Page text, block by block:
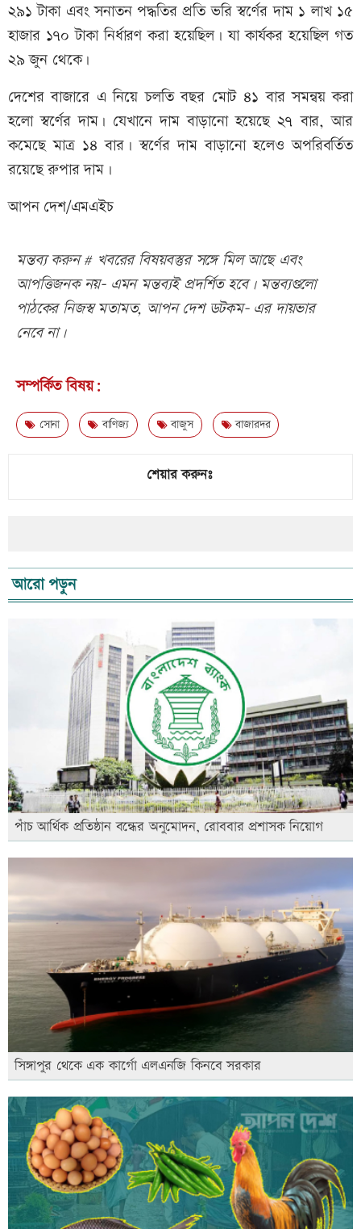
২৯১ টাকা এবং সনাতন পদ্ধতির প্রতি ভরি স্বর্ণের দাম ১ লাখ ১৫
হাজার ১৭০ টাকা নির্ধারণ করা হয়েছিল। যা কার্যকর হয়েছিল গত
২৯ জুন থেকে।
দেশের বাজারে এ নিয়ে চলতি বছর মোট ৪১ বার সমন্বয় করা
হলো স্বর্ণের দাম। যেখানে দাম বাড়ানো হয়েছে ২৭ বার, আর
কমেছে মাত্র ১৪ বার। স্বর্ণের দাম বাড়ানো হলেও অপরিবর্তিত
রয়েছে রুপার দাম।
আপন দেশ/এমএইচ
মন্তব্য করুন # খবরের বিষয়বস্তুর সঙ্গে মিল আছে এবং
আপত্তিজনক নয়- এমন মন্তব্যই প্রদর্শিত হবে। মন্তব্যগুলো
পাঠকের নিজস্ব মতামত, আপন দেশ ডটকম- এর দায়ভার
নেবে না।
সম্পর্কিত বিষয়:
সোনা বাণিজ্য বাজুস বাজারদর
শেয়ার করুনঃ
আরো পড়ুন
পাঁচ আর্থিক প্রতিষ্ঠান বন্ধের অনুমোদন, রোববার প্রশাসক নিয়োগ
সিঙ্গাপুর থেকে এক কার্গো এলএনজি কিনবে সরকার